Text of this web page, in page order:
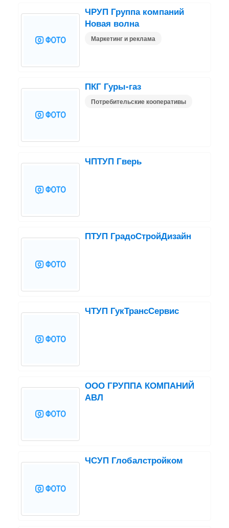
ЧРУП Группа компаний
Новая волна
Маркетинг и реклама
ПКГ Гуры-газ
Потребительские кооперативы
ЧПТУП Гверь
ПТУП ГрадоСтройДизайн
ЧТУП ГукТрансСервис
ООО ГРУППА КОМПАНИЙ
АВЛ
ЧСУП Глобалстройком